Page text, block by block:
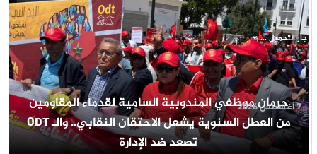
حرمان موظفي المندوبية السامية لقدماء المقاومين
من العطل السنوية يشعل الاحتقان النقابي.. والـ ODT
تصعد ضد الإدارة
7 أغسطس 2026
جار التحميل ...